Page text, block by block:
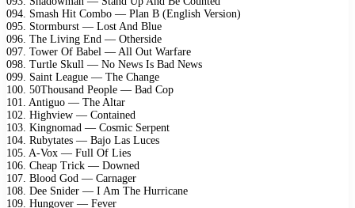
094. Smash Hit Combo — Plan B (English Version)
095. Stormburst — Lost And Blue
096. The Living End — Otherside
097. Tower Of Babel — All Out Warfare
098. Turtle Skull — No News Is Bad News
099. Saint League — The Change
100. 50Thousand People — Bad Cop
101. Antiguo — The Altar
102. Highview — Contained
103. Kingnomad — Cosmic Serpent
104. Rubytates — Bajo Las Luces
105. A-Vox — Full Of Lies
106. Cheap Trick — Downed
107. Blood God — Carnager
108. Dee Snider — I Am The Hurricane
109. Hungover — Fever